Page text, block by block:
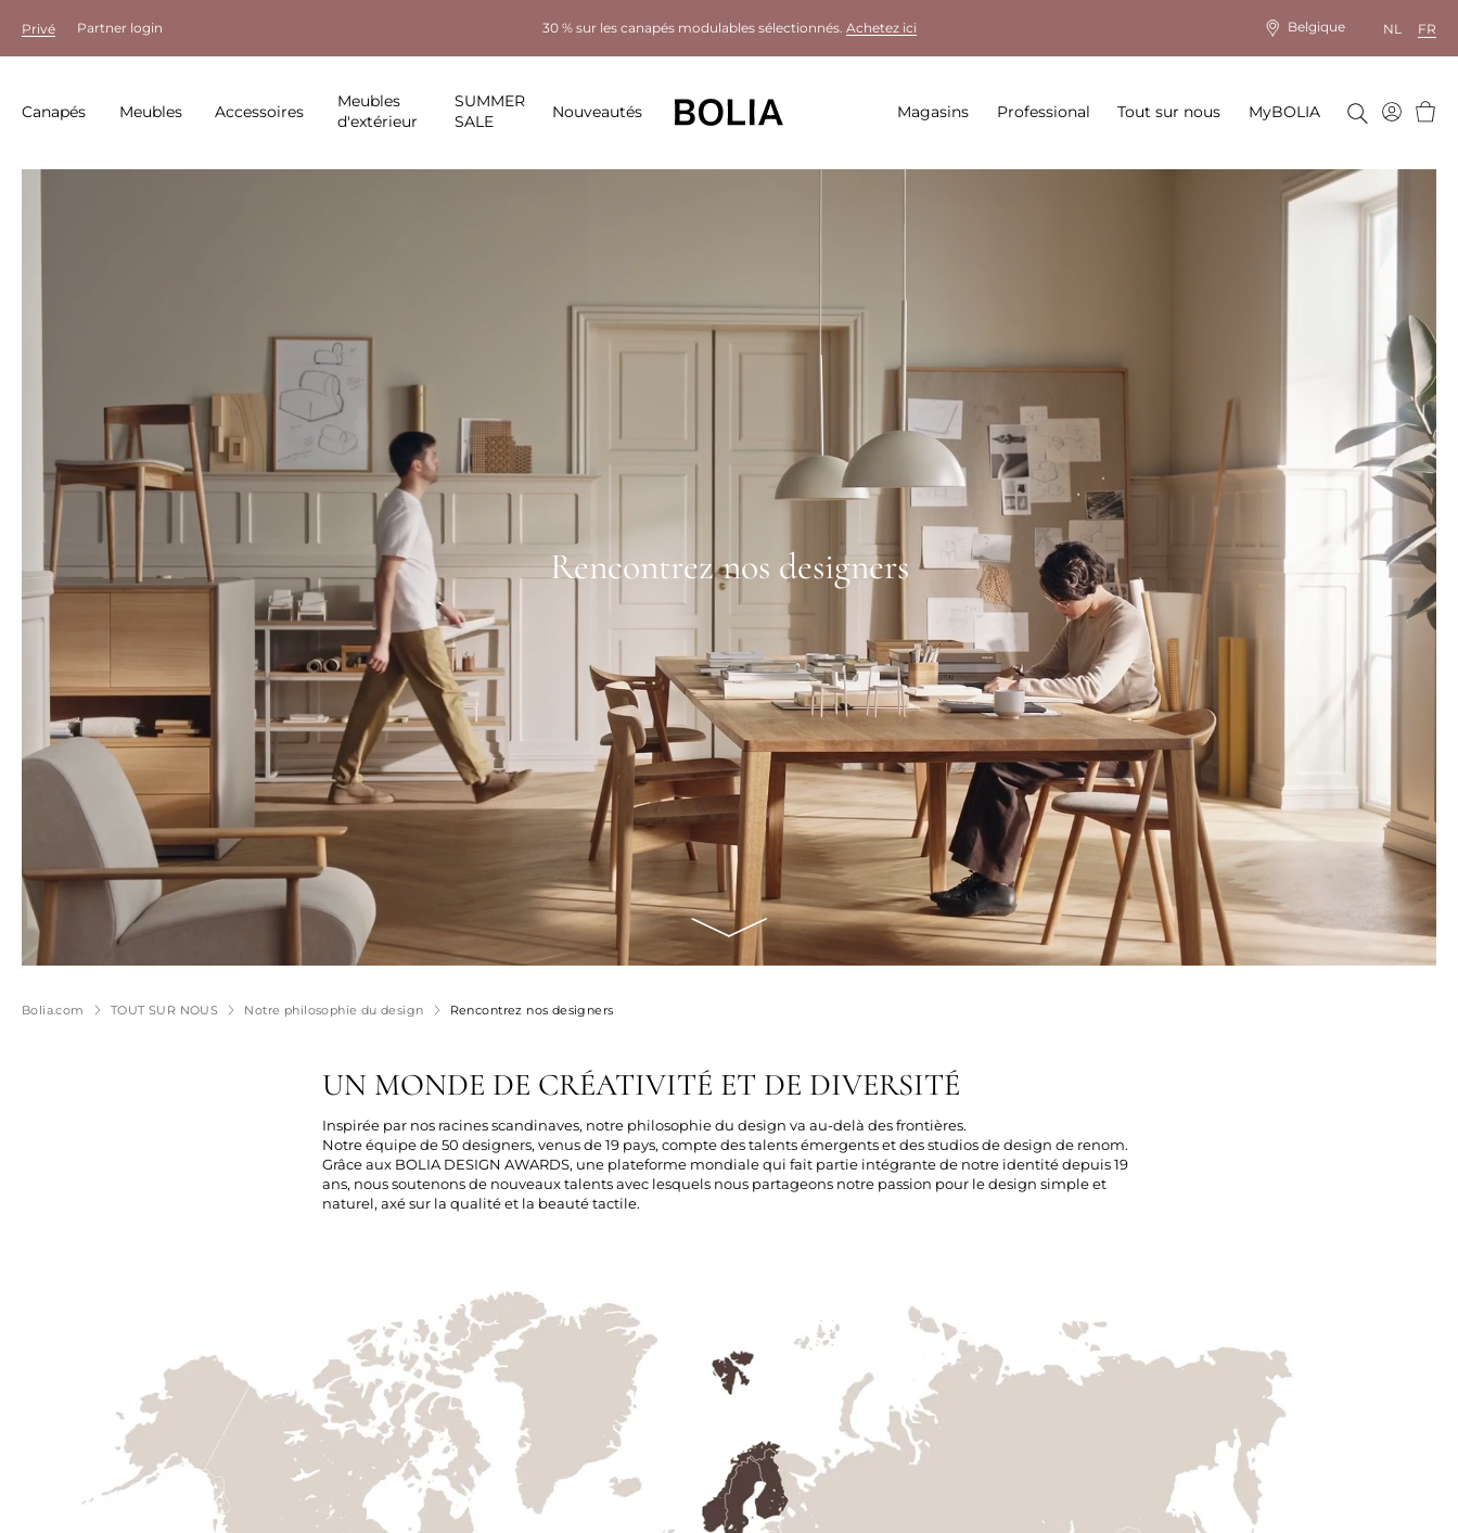
Privé Partner login 30 % sur les canapés modulables sélectionnés. Achetez ici Belgique NL FR
Canapés Meubles Accessoires
Meubles
d'extérieur
SUMMER
SALE
Nouveautés Magasins Professional Tout sur nous MyBOLIA
Rencontrez nos designers
Bolia.com TOUT SUR NOUS Notre philosophie du design Rencontrez nos designers
UN MONDE DE CRÉATIVITÉ ET DE DIVERSITÉ
Inspirée par nos racines scandinaves, notre philosophie du design va au-delà des frontières.
Notre équipe de 50 designers, venus de 19 pays, compte des talents émergents et des studios de design de renom.
Grâce aux BOLIA DESIGN AWARDS, une plateforme mondiale qui fait partie intégrante de notre identité depuis 19
ans, nous soutenons de nouveaux talents avec lesquels nous partageons notre passion pour le design simple et
naturel, axé sur la qualité et la beauté tactile.